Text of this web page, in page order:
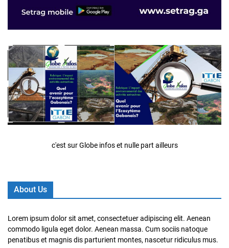
c'est sur Globe infos et nulle part ailleurs
About Us
Lorem ipsum dolor sit amet, consectetuer adipiscing elit. Aenean
commodo ligula eget dolor. Aenean massa. Cum sociis natoque
penatibus et magnis dis parturient montes, nascetur ridiculus mus.